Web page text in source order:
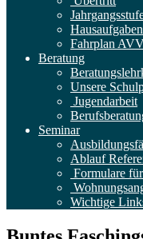
Hausaufgaben
Fahrplan
Beratung
Unsere
Jugendarbeit
Seminar
Ablauf
Formulare
Wichtige